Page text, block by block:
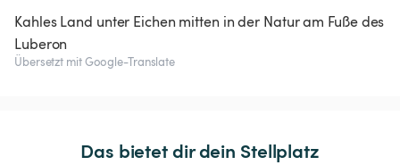
Kahles Land unter Eichen mitten in der Natur am Fuße des
Luberon
Übersetzt mit Google-Translate
Das bietet dir dein Stellplatz